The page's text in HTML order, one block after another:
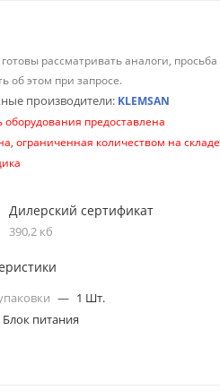
рассматривать аналоги, просьба
об этом при запросе.
производители: KLEMSAN
оборудования предоставлена
ограниченная количеством на складе
Дилерский сертификат
390,2 кб
— 1 Шт.
Блок питания